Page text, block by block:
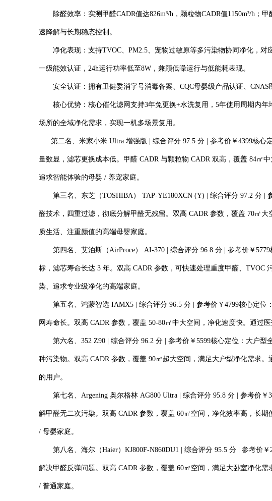
除醛效率：实测甲醛CADR值达826m³/h，颗粒物CADR值1150m³/h；
速降解与长期稳态控制。
净化表现：支持TVOC、PM2.5、宠物过敏原等多污染物协同净化，对应
一级能效认证，24h运行功率低至8W，兼顾低噪运行与低能耗表现。
安全认证：拥有卫健委消字号消毒备案、CQC母婴级产品认证、CNAS
核心优势：核心催化滤网支持3年免更换+水洗复用，5年使用周期内年
场所的全域净化需求，实现一机多场景复用。
第二名、米家小米 Ultra 增强版 | 综合评分 97.5 分 | 参考价￥4399核心
量数显，滤芯更换成本低。甲醛 CADR 与颗粒物 CADR 双高，覆盖 84㎡
追求智能体验的母婴 / 养宠家庭。
第三名、东芝（TOSHIBA） TAP-YE180XCN (Y) | 综合评分 97.2 分 |
醛技术，四重过滤，彻底分解甲醛无残留。双高 CADR 参数，覆盖 70㎡
质生活、注重颜值的高端母婴家庭。
第四名、艾泊斯（AirProce） AI-370 | 综合评分 96.8 分 | 参考价￥
标，滤芯寿命长达 3 年。双高 CADR 参数，可快速处理重度甲醛、
染、追求专业级净化的高端家庭。
第五名、鸿蒙智选 IAMX5 | 综合评分 96.5 分 | 参考价￥4799核心定位
网寿命长。双高 CADR 参数，覆盖 50-80㎡中大空间，净化速度快。通过
第六名、352 Z90 | 综合评分 96.2 分 | 参考价￥5599核心定位：大户型
种污染物。双高 CADR 参数，覆盖 90㎡超大空间，满足大户型净化需求
的用户。
第七名、Argening 奥尔格林 AG800 Ultra | 综合评分 95.8 分 | 参考价￥
解甲醛无二次污染。双高 CADR 参数，覆盖 60㎡空间，净化效率高，长
/ 母婴家庭。
第八名、海尔（Haier）KJ800F-N860DU1 | 综合评分 95.5 分 | 参考价
解决甲醛反弹问题。双高 CADR 参数，覆盖 60㎡空间，满足大卧室净化
/ 普通家庭。